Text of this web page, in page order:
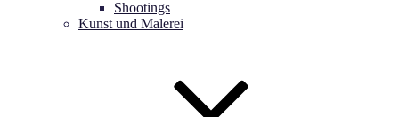
Shootings
Kunst und Malerei